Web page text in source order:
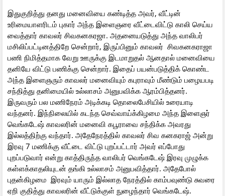
இதுகுறித்து தனது மனைவியை கண்டித்த அவர், வீட்டின்
உரிமையாளரிடம் புகார் அந்த இளைஞரை வீட்டைவிட்டு காலி செய்ய
வைத்தார் காவலர் சிவகனகரஜா. அதனையடுத்து அந்த வாலிபர்
மசிலிப்பட்டினத்திறே சென்றார், இருப்பினும் காவலர் சிவகனகராஜா
பணி நிமித்தமாக வேறு ஊருக்கு இடமாறுதல் ஆனதால் மனைவியை
தனியே விட்டு பணிக்கு சென்றார். இதைப் பயன்படுத்திக் கொண்ட
அந்த இளைஞரும் காவலர் மனைவியும் கபுராவும் மீண்டும் பழையபடி
சந்தித்து தனிமையில் உல்லாசம் அனுபவிக்க ஆரம்பித்தனர்.
இருவரும் பல மணிநேரம் அடிக்கடி தொலைபேசியில் உரையாடி
வந்தனர். இந்நிலையில் கடந்த செவ்வாய்க்கிழமை அந்த இளைஞர்
வெங்கடேஷ் காவலரின் மனைவி கபூராவை சந்திக்க அவரது
இல்லத்திற்கு வந்தார். அதேநேரத்தில் காவலர் சிவ கனகராஜ் அன்று
இரவு 7 மணிக்கு வீட்டை விட்டு புறப்பட்டார் அவர் எப்போது
புறப்படுவார் என்று காத்திருந்த வாலிபர் வெங்கடேஷ் இரவு முழுக்க
கள்ளக்காதலியுடன் தங்கி உல்லாசம் அனுபவித்தார். அதேபோல்
புதன்கிழமை இரவும் யாரும் இல்லாத நேரத்தில் காம்பவுண்டு சுவரை
ஏறி குதித்து காவலரின் வீட்டுக்குள் நுழைந்தார் வெங்கடேஷ்.